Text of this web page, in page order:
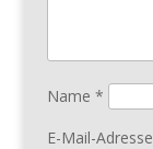
Name *
E-Mail-Adresse